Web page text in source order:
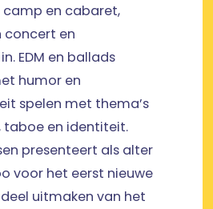
en cabaret,
concert en
EDM en ballads
humor en
spelen met thema’s
taboe en identiteit.
presenteert als alter
voor het eerst nieuwe
uitmaken van het